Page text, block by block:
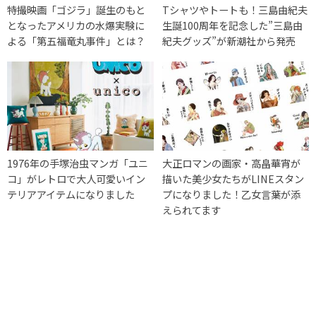
特撮映画「ゴジラ」誕生のもと
となったアメリカの水爆実験に
よる「第五福竜丸事件」とは？
Tシャツやトートも！三島由紀夫
生誕100周年を記念した”三島由
紀夫グッズ”が新潮社から発売
1976年の手塚治虫マンガ「ユニ
コ」がレトロで大人可愛いイン
テリアアイテムになりました
大正ロマンの画家・高畠華宵が
描いた美少女たちがLINEスタン
プになりました！乙女言葉が添
えられてます